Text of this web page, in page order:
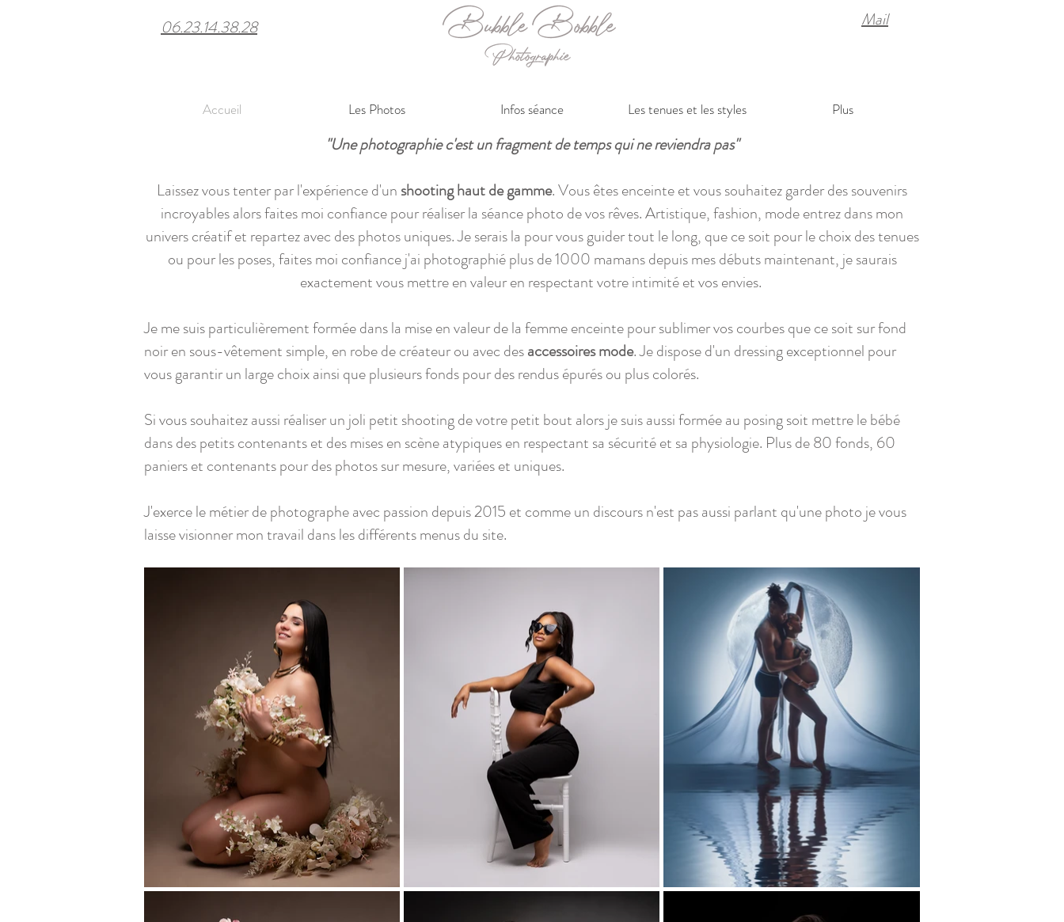
06.23.14.38.28 Mail
Accueil Les Photos Infos séance Les tenues et les styles Plus
"Une photographie c'est un fragment de temps qui ne reviendra pas"
Laissez vous tenter par l'expérience d'un shooting haut de gamme. Vous êtes enceinte et vous souhaitez garder des souvenirs
incroyables alors faites moi confiance pour réaliser la séance photo de vos rêves. Artistique, fashion, mode entrez dans mon
univers créatif et repartez avec des photos uniques. Je serais la pour vous guider tout le long, que ce soit pour le choix des tenues
ou pour les poses, faites moi confiance j'ai photographié plus de 1000 mamans depuis mes débuts maintenant, je saurais
exactement vous mettre en valeur en respectant votre intimité et vos envies.
Je me suis particulièrement formée dans la mise en valeur de la femme enceinte pour sublimer vos courbes que ce soit sur fond
noir en sous-vêtement simple, en robe de créateur ou avec desaccessoires mode. Je dispose d'un dressing exceptionnel pour
vous garantir un large choix ainsi que plusieurs fonds pour des rendus épurés ou plus colorés.
Si vous souhaitez aussi réaliser un joli petit shooting de votre petit bout alors je suis aussi formée au posing soit mettre le bébé
dans des petits contenants et des mises en scène atypiques en respectant sa sécurité et sa physiologie. Plus de 80 fonds, 60
paniers et contenants pour des photos sur mesure, variées et uniques.
J'exerce le métier de photographe avec passion depuis 2015 et comme un discours n'est pas aussi parlant qu'une photo je vous
laisse visionner mon travail dans les différents menus du site.